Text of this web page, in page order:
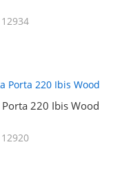
12934
220 Ibis Wood
12920